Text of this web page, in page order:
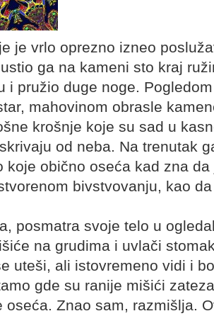
je vrlo oprezno izneo
ga na kameni sto kraj
i pružio duge noge.
mahovinom obrasle
krošnje koje su sad u
od neba. Na trenutak
koje obično oseća kad zna
bivstvovanju, kao
posmatra svoje telo u
na grudima i uvlači
uteši, ali istovremeno vidi i
gde su ranije mišići
oseća. Znao sam, razmišlja.